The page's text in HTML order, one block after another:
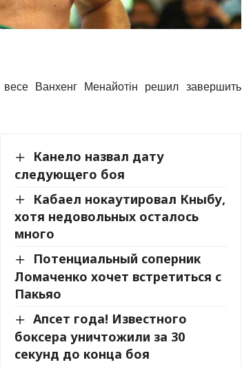
Ванхенг Менайотін решил завершить
Канело назвал дату
следующего боя
Кабаел нокаутировал Кныбу,
хотя недовольных осталось
много
Потенциальный соперник
Ломаченко хочет встретиться с
Пакьяо
Апсет года! Известного
боксера уничтожили за 30
секунд до конца боя